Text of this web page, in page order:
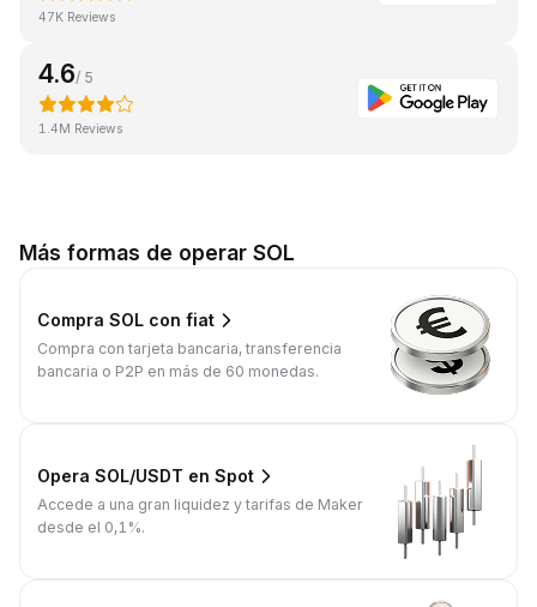
47K Reviews
4.6/ 5
1.4M Reviews
Más formas de operar SOL
Compra SOL con fiat
Compra con tarjeta bancaria, transferencia
bancaria o P2P en más de 60 monedas.
Opera SOL/USDT en Spot
Accede a una gran liquidez y tarifas de Maker
desde el 0,1%.